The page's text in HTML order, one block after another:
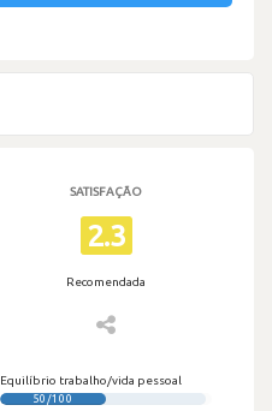
SATISFAÇÃO
2.3
Recomendada
Equilíbrio trabalho/vida pessoal
50/100